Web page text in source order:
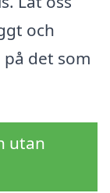
och
det som
utan